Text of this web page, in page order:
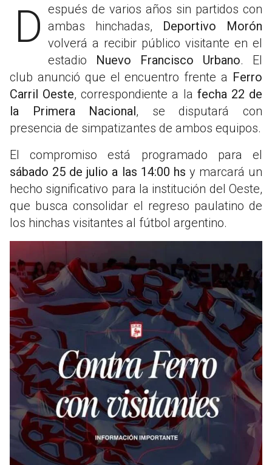
Después de varios años sin partidos con ambas hinchadas, Deportivo Morón
volverá a recibir público visitante en el
estadio Nuevo Francisco Urbano. El
club anunció que el encuentro frente a Ferro
Carril Oeste, correspondiente a la fecha 22 de
la Primera Nacional, se disputará con
presencia de simpatizantes de ambos equipos.
El compromiso está programado para el
sábado 25 de julio a las 14:00 hs y marcará un
hecho significativo para la institución del Oeste,
que busca consolidar el regreso paulatino de
los hinchas visitantes al fútbol argentino.